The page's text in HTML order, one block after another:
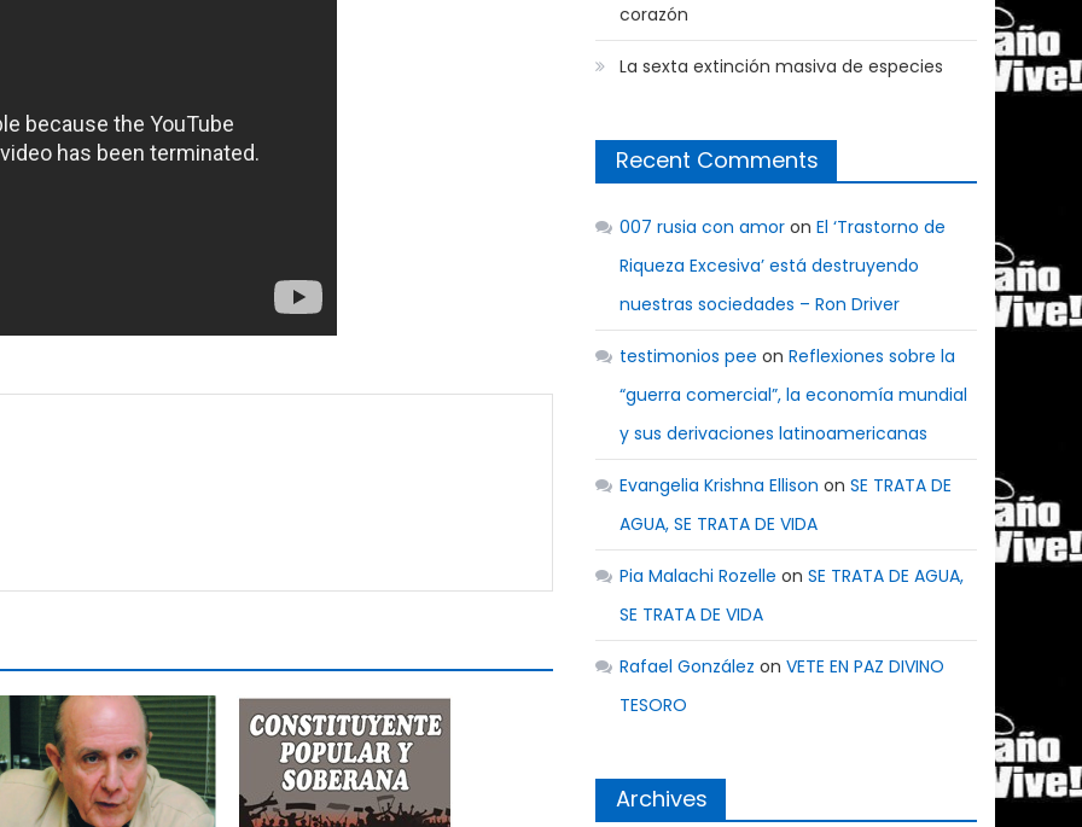
corazón
La sexta extinción masiva de especies
Recent Comments
007 rusia con amor onEl ‘Trastorno de
Riqueza Excesiva’ está destruyendo
nuestras sociedades – Ron Driver
testimonios pee onReflexiones sobre la
“guerra comercial”, la economía mundial
y sus derivaciones latinoamericanas
Evangelia Krishna Ellison onSE TRATA DE
AGUA, SE TRATA DE VIDA
Pia Malachi Rozelle onSE TRATA DE AGUA,
SE TRATA DE VIDA
Rafael González onVETE EN PAZ DIVINO
TESORO
Archives